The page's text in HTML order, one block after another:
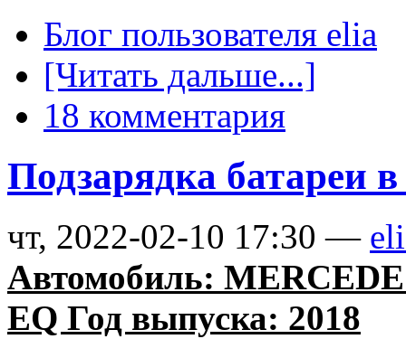
Блог пользователя elia
[Читать дальше...]
18 комментария
Подзарядка батареи
чт, 2022-02-10 17:30 —
Автомобиль:
EQ Год выпуска: 2018